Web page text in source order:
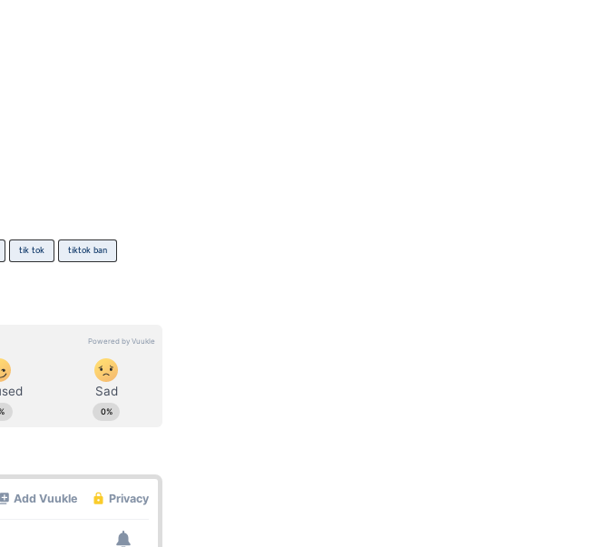
tik tok tiktok ban